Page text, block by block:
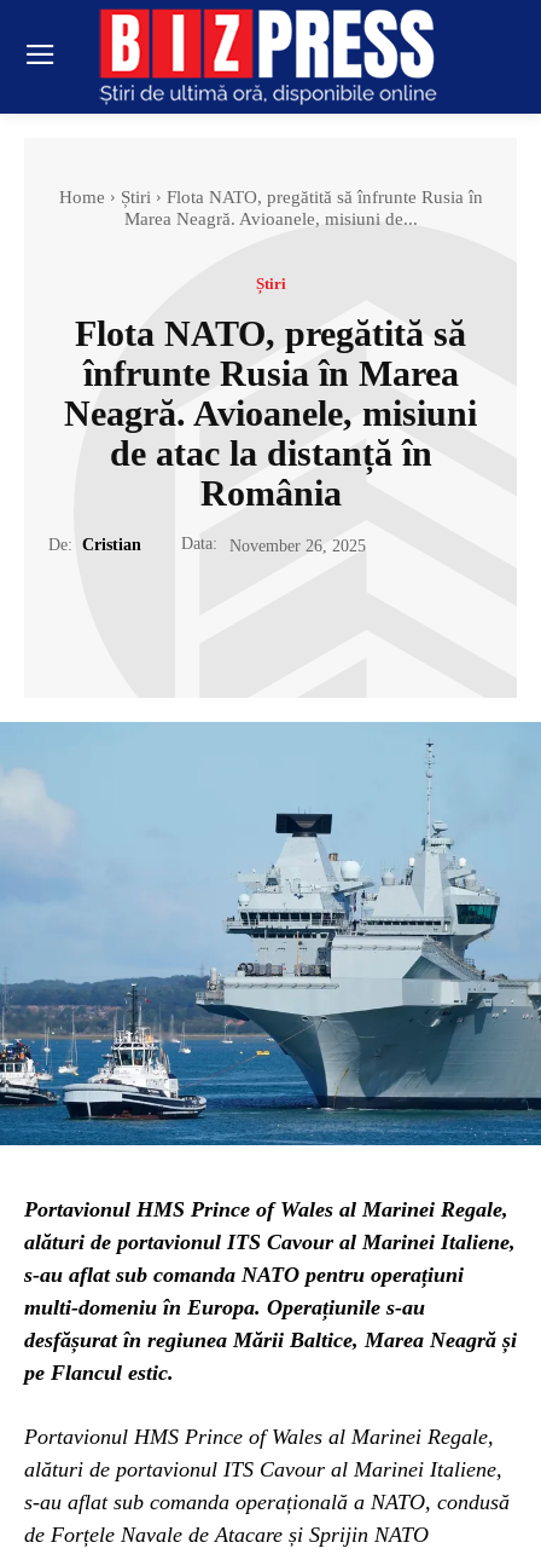
Home Știri
Flota NATO, pregătită să înfrunte Rusia în
Marea Neagră. Avioanele, misiuni de...
Știri
Flota NATO, pregătită să
înfrunte Rusia în Marea
Neagră. Avioanele, misiuni
de atac la distanță în
România
De: Cristian Data: November 26, 2025
Portavionul HMS Prince of Wales al Marinei Regale,
alături de portavionul ITS Cavour al Marinei Italiene,
s-au aflat sub comanda NATO pentru operațiuni
multi-domeniu în Europa. Operațiunile s-au
desfășurat în regiunea Mării Baltice, Marea Neagră și
pe Flancul estic.
Portavionul HMS Prince of Wales al Marinei Regale,
alături de portavionul ITS Cavour al Marinei Italiene,
s-au aflat sub comanda operațională a NATO, condusă
de Forțele Navale de Atacare și Sprijin NATO